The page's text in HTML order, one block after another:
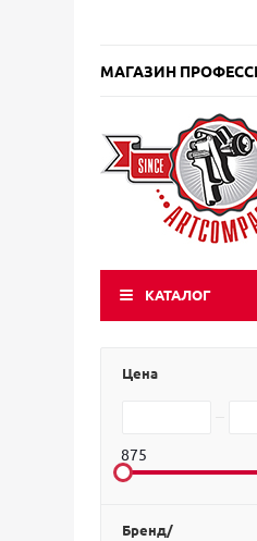
МАГАЗИН
КАТАЛОГ
Цена
875
Бренд/